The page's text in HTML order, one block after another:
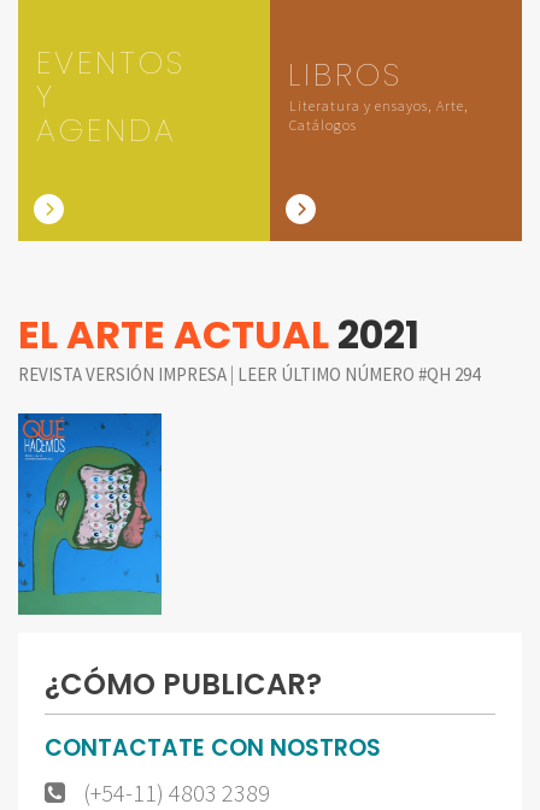
EVENTOS
Y
AGENDA
LIBROS
Literatura y ensayos, Arte,
Catálogos
EL ARTE ACTUAL2021
REVISTA VERSIÓN IMPRESA | LEER ÚLTIMO NÚMERO #QH 294
¿CÓMO PUBLICAR?
CONTACTATE CON NOSTROS
(+54-11) 4803 2389